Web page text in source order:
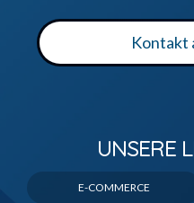
Kontakt
UNSERE
E-COMMERCE